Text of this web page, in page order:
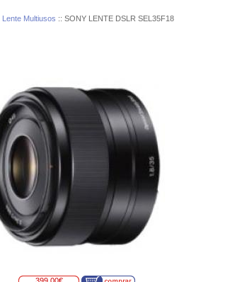
Lente Multiusos :: SONY LENTE DSLR SEL35F18